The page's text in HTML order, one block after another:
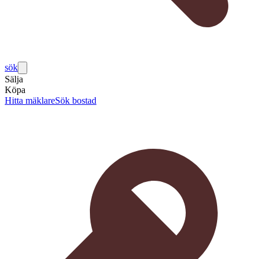
sök
Sälja
Köpa
Hitta mäklareSök bostad